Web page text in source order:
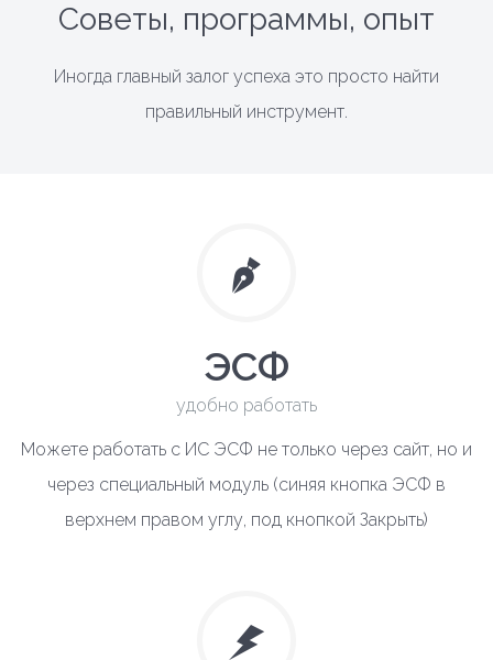
Советы, программы, опыт
Иногда главный залог успеха это просто найти
правильный инструмент.
ЭСФ
удобно работать
Можете работать с ИС ЭСФ не только через сайт, но и
через специальный модуль (синяя кнопка ЭСФ в
верхнем правом углу, под кнопкой Закрыть)